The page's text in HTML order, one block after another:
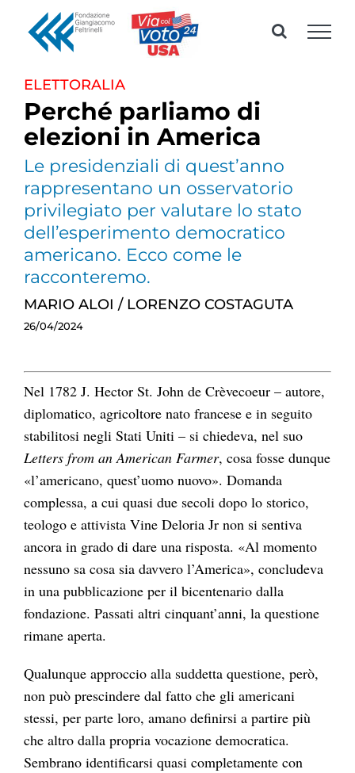
ELETTORALIA
Perché parliamo di
elezioni in America
Le presidenziali di quest’anno
rappresentano un osservatorio
privilegiato per valutare lo stato
dell’esperimento democratico
americano. Ecco come le
racconteremo.
MARIO ALOI / LORENZO COSTAGUTA
26/04/2024
Nel 1782 J. Hector St. John de Crèvecoeur – autore,
diplomatico, agricoltore nato francese e in seguito
stabilitosi negli Stati Uniti – si chiedeva, nel suo
Letters from an American Farmer, cosa fosse dunque
«l’americano, quest’uomo nuovo». Domanda
complessa, a cui quasi due secoli dopo lo storico,
teologo e attivista Vine Deloria Jr non si sentiva
ancora in grado di dare una risposta. «Al momento
nessuno sa cosa sia davvero l’America», concludeva
in una pubblicazione per il bicentenario dalla
fondazione. Passati altri cinquant’anni, la questione
rimane aperta.
Qualunque approccio alla suddetta questione, però,
non può prescindere dal fatto che gli americani
stessi, per parte loro, amano definirsi a partire più
che altro dalla propria vocazione democratica.
Sembrano identificarsi quasi completamente con